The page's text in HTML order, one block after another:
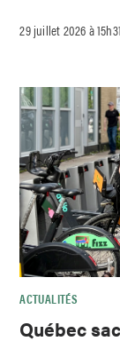
29 juillet 2026 à 15h31
ACTUALITÉS
Québec